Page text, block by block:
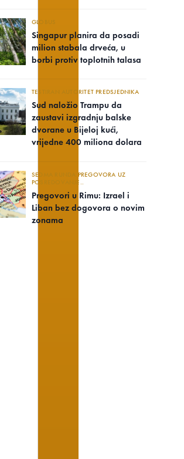
GLOBUS
Singapur planira da posadi
milion stabala drveća, u
borbi protiv toplotnih talasa
TESTIRAN AUTORITET PREDSJEDNIKA
Sud naložio Trampu da
zaustavi izgradnju balske
dvorane u Bijeloj kući,
vrijedne 400 miliona dolara
SEDMA RUNDA PREGOVORA UZ
POSREDOVANJE..
Pregovori u Rimu: Izrael i
Liban bez dogovora o novim
zonama